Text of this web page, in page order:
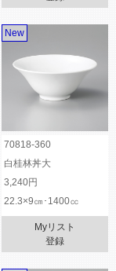
New
70818-360
白桂林丼大
3,240円
22.3×9㎝･1400㏄
Myリスト
登録